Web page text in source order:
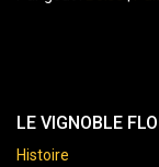
LE VIGNOBLE
Histoire